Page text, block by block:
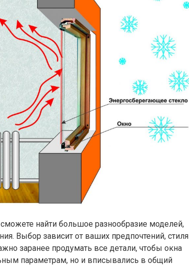
найти большое разнообразие моделей,
Выбор зависит от ваших предпочтений, стиля
заранее продумать все детали, чтобы окна
параметрам, но и вписывались в общий